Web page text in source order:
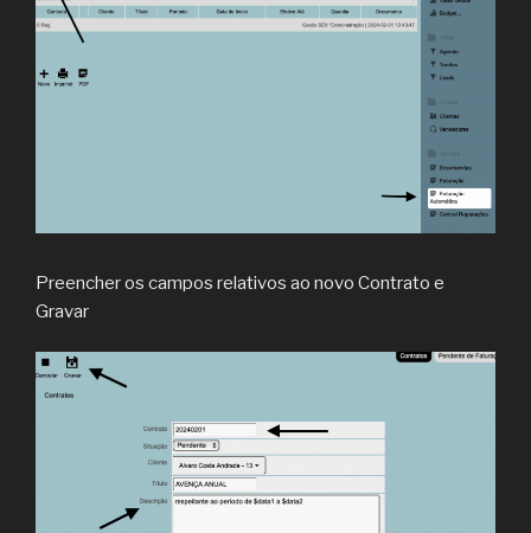
Preencher os campos relativos ao novo Contrato e
Gravar